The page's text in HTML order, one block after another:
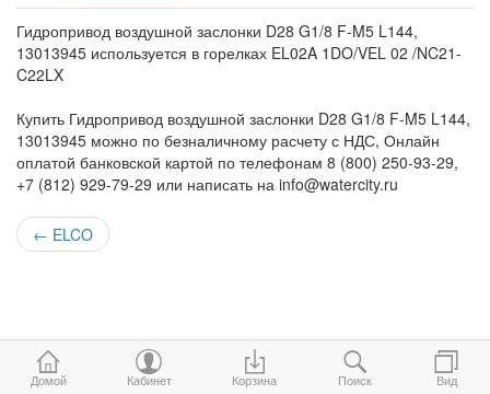
Гидропривод воздушной заслонки D28 G1/8 F-M5 L144,
13013945 используется в горелках EL02A 1DO/VEL 02 /NC21-
C22LX
Купить Гидропривод воздушной заслонки D28 G1/8 F-M5 L144,
13013945 можно по безналичному расчету с НДС, Онлайн
оплатой банковской картой по телефонам 8 (800) 250-93-29,
+7 (812) 929-79-29 или написать на info@watercity.ru
← ELCO
Домой Кабинет Корзина Поиск Вид